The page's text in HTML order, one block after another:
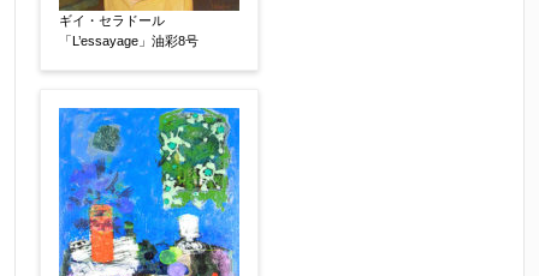
添付画像 【任意】
※添付画像は5MBまでのjpg、gif、pig、pdf形式
にてお送りください。
※追加や複数点ある場合はフォーム送信後に送ら
れてくる送信確認メール記載のアドレスからもお
送り頂けます。
ギイ・セラドール
「L’essayage」油彩8号